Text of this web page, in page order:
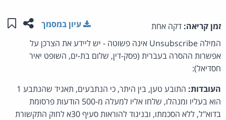
זמן קריאה: דקה אחת שתפו
עיון במסמך
המילה Unsubscribe אינה פשוטה - יש ליידע את הצרכן על
אפשרות ההסרה בעברית (פסק-דין, שלום בת-ים, השופט יאיר
חסדיאל):
העובדות:
התובע טען, בין היתר, כי הנתבעים, תאגיד שהנתבע 1
הוא בעליו ומנהלו, שלחו אליו למעלה מ-500 הודעות פרסומת
בדוא"ל, ללא הסכמתו, ובניגוד להוראות סעיף 30א לחוק התקשורת